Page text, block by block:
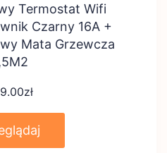
Termostat Wifi
Czarny 16A +
Mata Grzewcza
zł